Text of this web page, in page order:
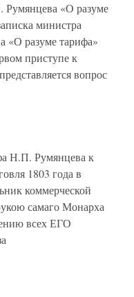
«О разуме
министра
«О разуме тарифа»
приступе к
вопрос
Н.П. Румянцева к
1803 года в
коммерческой
самаго Монарха
всех ЕГО